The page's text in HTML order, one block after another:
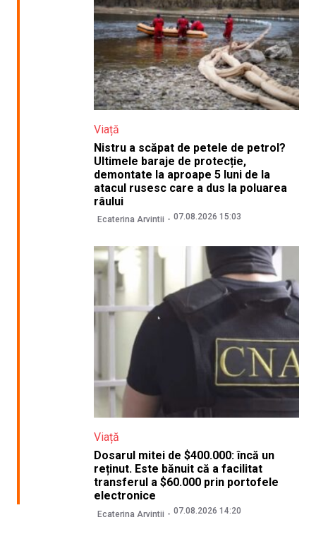
Viață
Nistru a scăpat de petele de petrol?
Ultimele baraje de protecție,
demontate la aproape 5 luni de la
atacul rusesc care a dus la poluarea
râului
Ecaterina Arvintii 07.08.2026 15:03
Viață
Dosarul mitei de $400.000: încă un
reținut. Este bănuit că a facilitat
transferul a $60.000 prin portofele
electronice
Ecaterina Arvintii 07.08.2026 14:20